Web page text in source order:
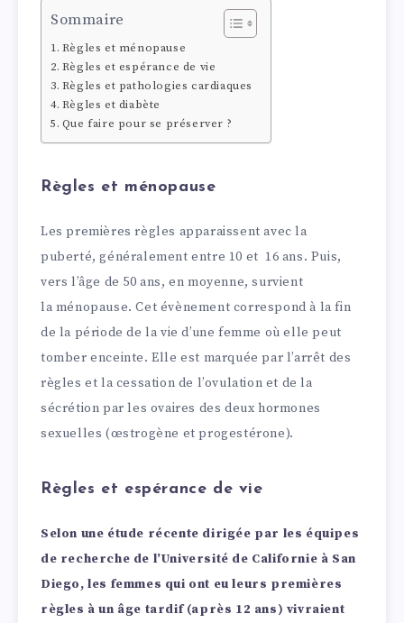
Sommaire
Règles et ménopause
Règles et espérance de vie
Règles et pathologies cardiaques
Règles et diabète
Que faire pour se préserver ?
Règles et ménopause
Les premières règles apparaissent avec la
puberté, généralement entre 10 et 16 ans. Puis,
vers l’âge de 50 ans, en moyenne, survient
la ménopause. Cet évènement correspond à la fin
de la période de la vie d’une femme où elle peut
tomber enceinte. Elle est marquée par l’arrêt des
règles et la cessation de l’ovulation et de la
sécrétion par les ovaires des deux hormones
sexuelles (œstrogène et progestérone).
Règles et espérance de vie
Selon une étude récente dirigée par les équipes
de recherche de l’Université de Californie à San
Diego, les femmes qui ont eu leurs premières
règles à un âge tardif (après 12 ans) vivraient